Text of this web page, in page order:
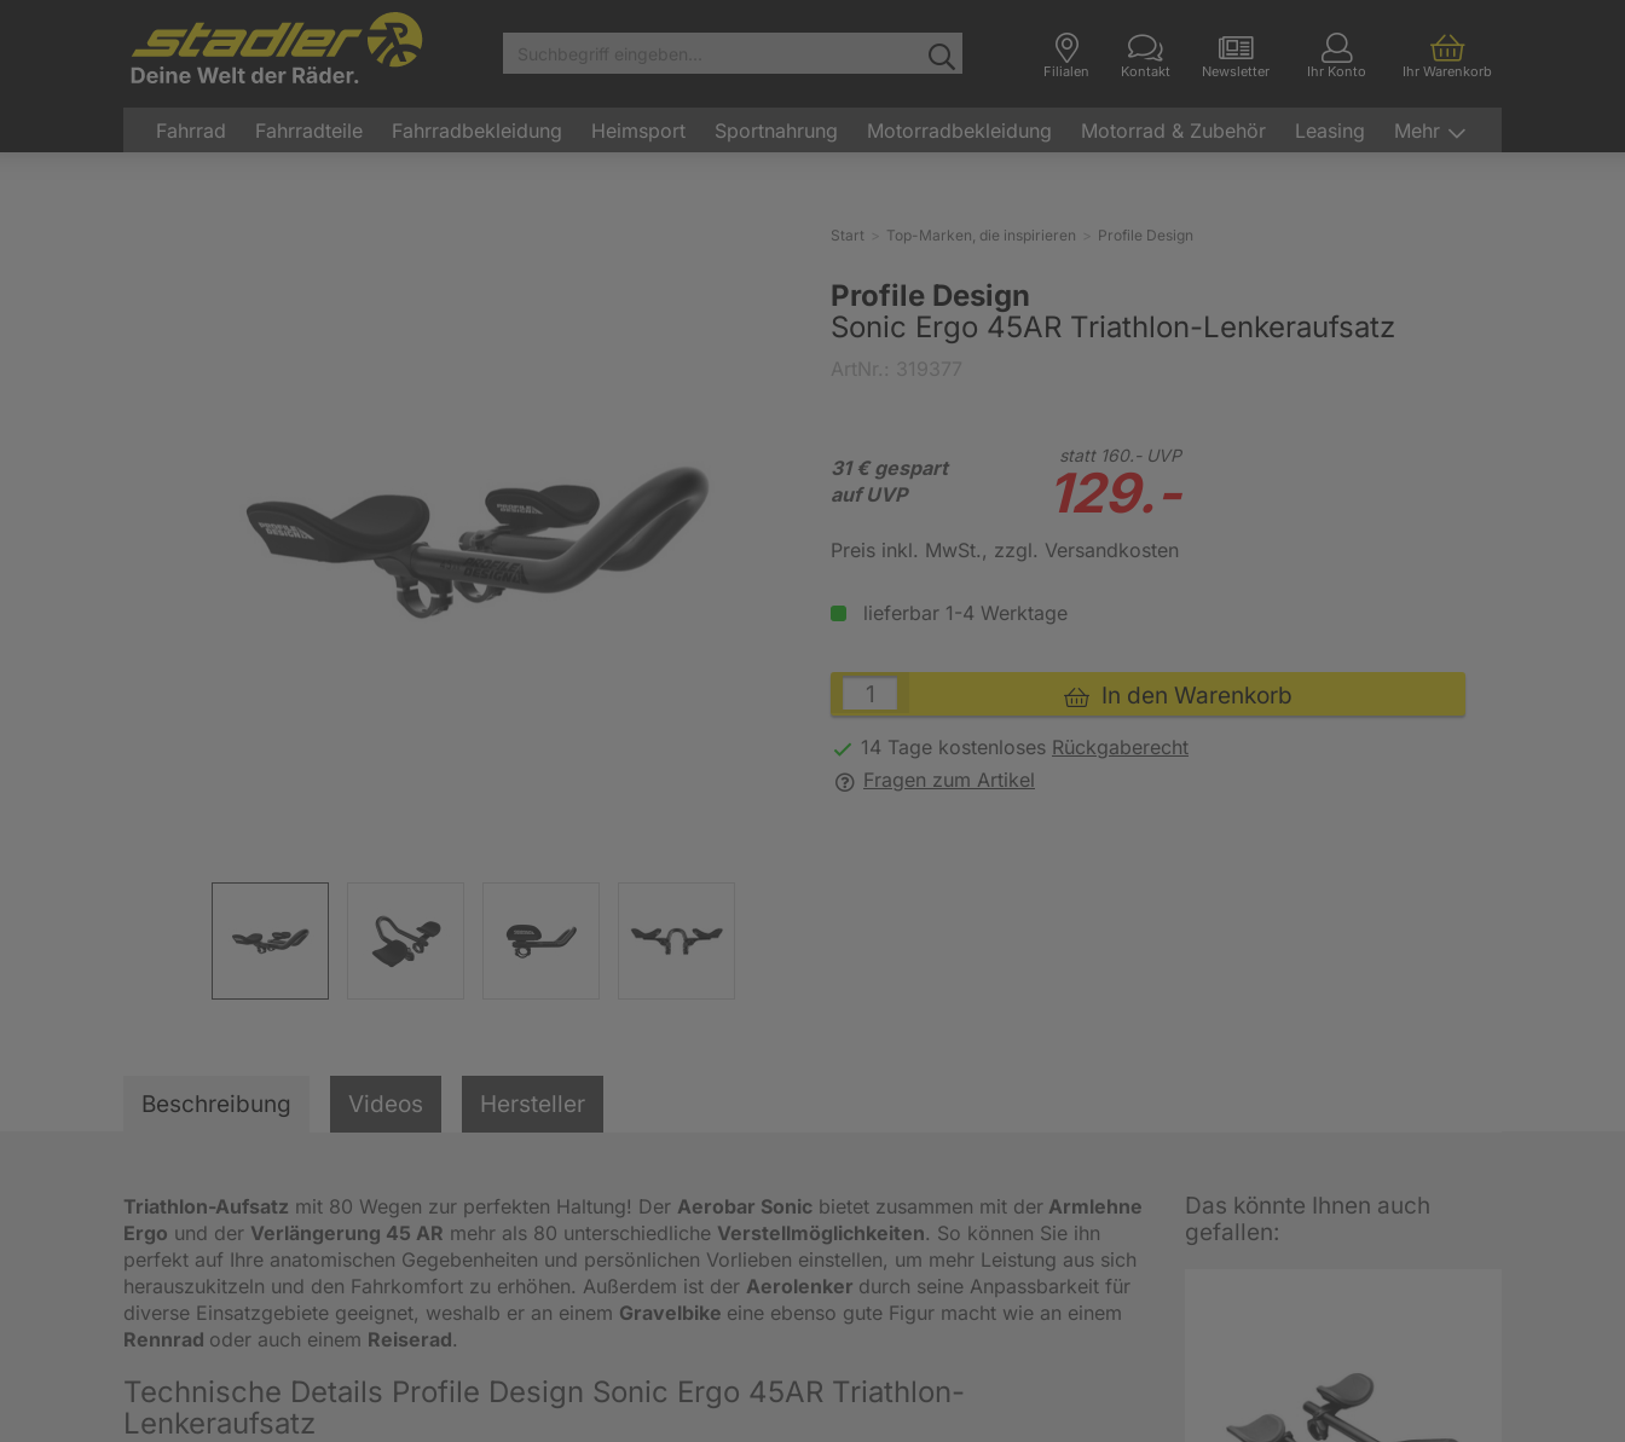
Filialen Kontakt Newsletter Ihr Konto Ihr Warenkorb
Fahrrad Fahrradteile Fahrradbekleidung Heimsport Sportnahrung Motorradbekleidung Motorrad & Zubehör Leasing Mehr
Start Top-Marken, die inspirieren Profile Design
Profile Design
Sonic Ergo 45AR Triathlon-Lenkeraufsatz
31 € gespart
auf UVP
statt 160.-UVP
129.-
Preis inkl. MwSt., zzgl. Versandkosten
lieferbar 1-4 Werktage
In den Warenkorb
14 Tage kostenloses Rückgaberecht
Fragen zum Artikel
Beschreibung Videos Hersteller
Triathlon-Aufsatz mit 80 Wegen zur perfekten Haltung! Der Aerobar Sonic bietet zusammen mit der Armlehne
Ergo und der Verlängerung 45 AR mehr als 80 unterschiedliche Verstellmöglichkeiten. So können Sie ihn
perfekt auf Ihre anatomischen Gegebenheiten und persönlichen Vorlieben einstellen, um mehr Leistung aus sich
herauszukitzeln und den Fahrkomfort zu erhöhen. Außerdem ist der Aerolenker durch seine Anpassbarkeit für
diverse Einsatzgebiete geeignet, weshalb er an einem Gravelbike eine ebenso gute Figur macht wie an einem
Rennrad oder auch einem Reiserad.
Technische Details Profile Design Sonic Ergo 45AR Triathlon-
Lenkeraufsatz
Das könnte Ihnen auch
gefallen: